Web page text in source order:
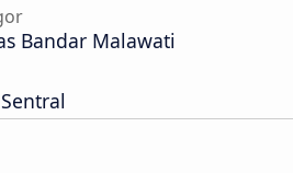
Bandar Malawati